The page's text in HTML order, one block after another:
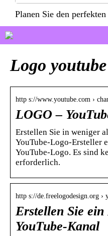
Planen Sie den
Logo
http s://www.youtube.com ›
LOGO –
Erstellen Sie in weniger
YouTube-Logo-Ersteller
YouTube-Logo. Es sind
erforderlich.
http s://de.freelogodesign.org ›
Erstellen Sie
YouTube-Kanal